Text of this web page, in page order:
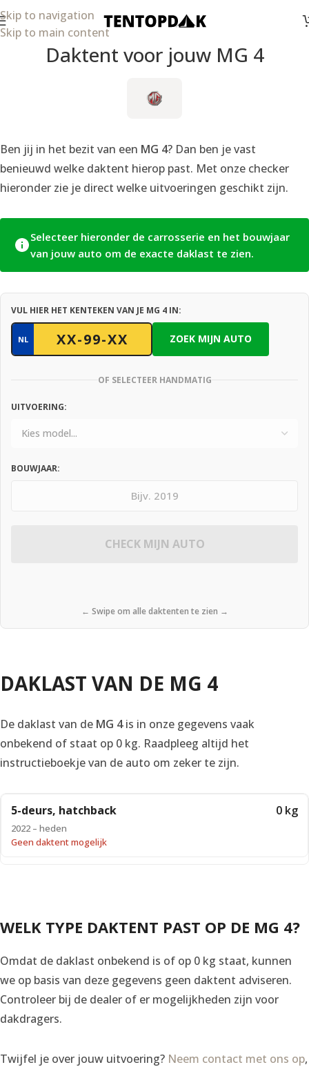
Skip to navigation
Skip to main content
Daktent voor jouw MG 4
Ben jij in het bezit van een MG 4? Dan ben je vast
benieuwd welke daktent hierop past. Met onze checker
hieronder zie je direct welke uitvoeringen geschikt zijn.
Selecteer hieronder de carrosserie en het bouwjaar
van jouw auto om de exacte daklast te zien.
VUL HIER HET KENTEKEN VAN JE MG 4 IN:
NL ZOEK MIJN AUTO
OF SELECTEER HANDMATIG
UITVOERING:
BOUWJAAR:
CHECK MIJN AUTO
← Swipe om alle daktenten te zien →
DAKLAST VAN DE MG 4
De daklast van de MG 4is in onze gegevens vaak
onbekend of staat op 0 kg. Raadpleeg altijd het
instructieboekje van de auto om zeker te zijn.
5-deurs, hatchback
2022 – heden
0 kg
Geen daktent mogelijk
WELK TYPE DAKTENT PAST OP DE MG 4?
Omdat de daklast onbekend is of op 0 kg staat, kunnen
we op basis van deze gegevens geen daktent adviseren.
Controleer bij de dealer of er mogelijkheden zijn voor
dakdragers.
Twijfel je over jouw uitvoering? Neem contact met ons op,